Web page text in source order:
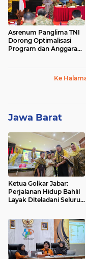
Asrenum Panglima TNI
Dorong Optimalisasi
Program dan Anggaran
Ke
Jawa Barat
Ketua Golkar Jabar:
Perjalanan Hidup Bahlil
Layak Diteladani Seluruh